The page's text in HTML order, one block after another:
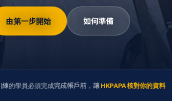
由第一步開始 如何準備
的學員必須完成完成帳戶前，讓HKPAPA 核對你的資料